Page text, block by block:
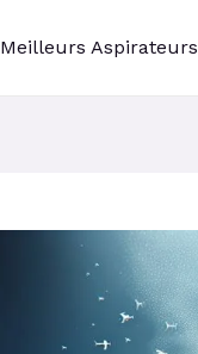
Meilleurs Aspirateurs